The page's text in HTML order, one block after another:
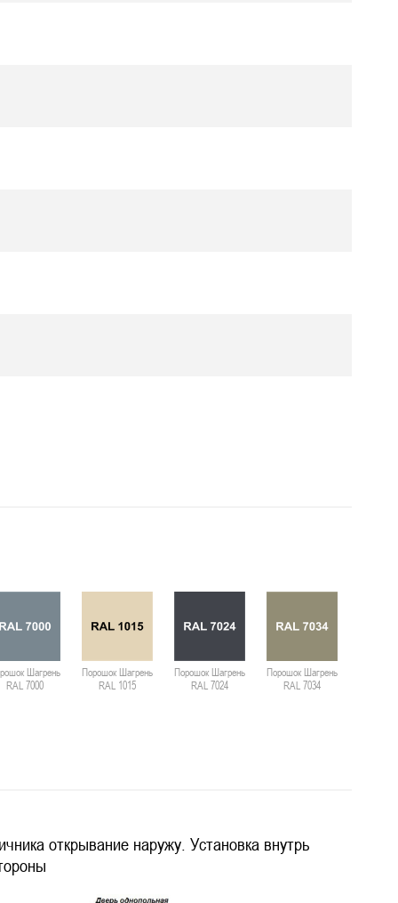
Шагрень
RAL 7000
Порошок Шагрень
RAL 1015
Порошок Шагрень
RAL 7024
Порошок Шагрень
RAL 7034
открывание наружу. Установка внутрь